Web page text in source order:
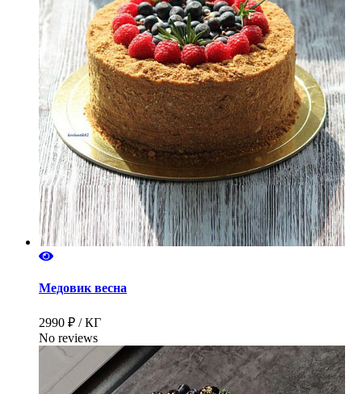
Медовик весна
2990 ₽ / КГ
No reviews